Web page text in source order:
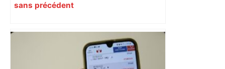
sans précédent